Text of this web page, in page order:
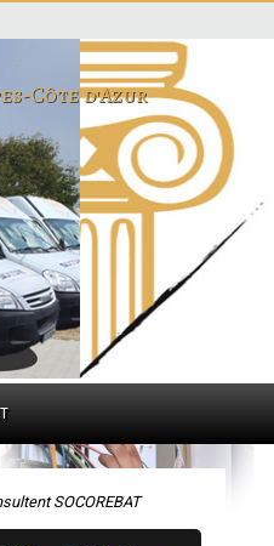
Côte d'Azur
SOCOREBAT